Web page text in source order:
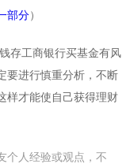
部分）
工商银行买基金有风
要进行慎重分析，不断
样才能使自己获得理财
个人经验或观点，不